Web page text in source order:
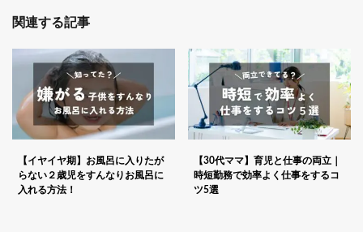
関連する記事
【イヤイヤ期】お風呂に入りたが
らない２歳児をすんなりお風呂に
入れる方法！
【30代ママ】育児と仕事の両立｜
時短勤務で効率よく仕事をするコ
ツ5選